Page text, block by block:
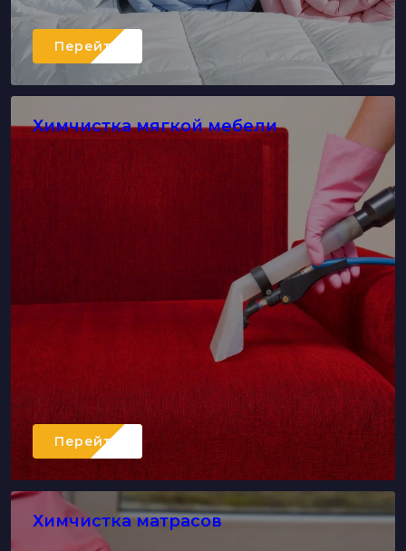
Перейти
Химчистка мягкой мебели
Перейти
Химчистка матрасов